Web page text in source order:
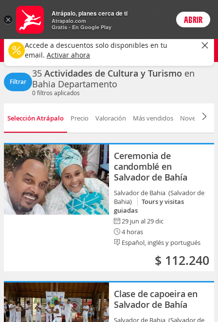
Actividades Login
Bahia
Cultura y turismo Cualquier fecha
CAMBIAR
Filtrar
35 Actividades de Cultura y Turismo en
Bahia Departamento
0filtros aplicados
Selección Atrápalo Precio Valoración Más vendidos Novedad
Ceremonia de
candomblé en
Salvador de Bahía
Salvador de Bahia (Salvador de
Bahia)
Tours y visitas
guiadas
29 jun al 29 dic
4 horas
Español, inglés y portugués
$ 112.240
Clase de capoeira en
Salvador de Bahía
Salvador de Bahia (Salvador de
×
Atrápalo, planes cerca de ti
Atrapalo.com
Gratis - En Google Play
ABRIR
Accede a descuentos solo disponibles en tu
email. Activar ahora